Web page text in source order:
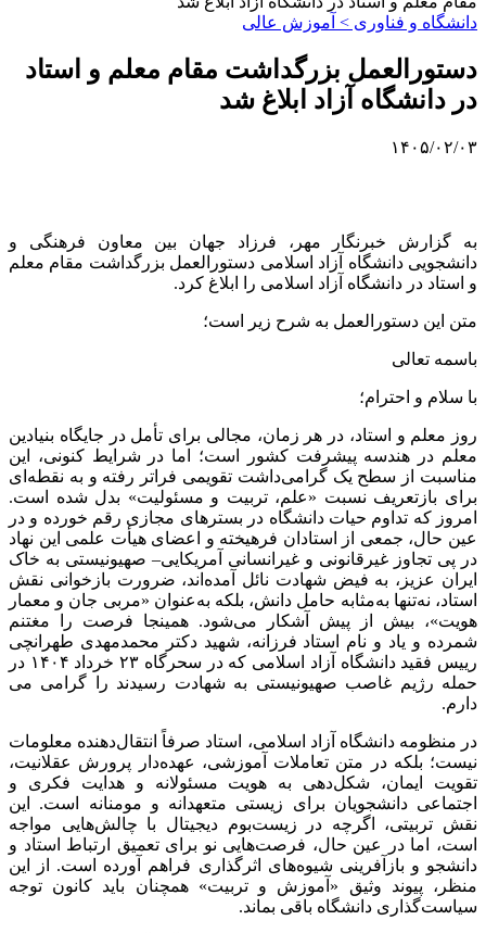
دانشگاه و فناوری > آموزش عالی
دستورالعمل بزرگداشت مقام معلم و استاد
در دانشگاه آزاد ابلاغ شد
۱۴۰۵/۰۲/۰۳
به گزارش خبرنگار مهر، فرزاد جهان بین معاون فرهنگی و
دانشجویی دانشگاه آزاد اسلامی دستورالعمل بزرگداشت مقام معلم
و استاد در دانشگاه آزاد اسلامی را ابلاغ کرد.
متن این دستورالعمل به شرح زیر است؛
باسمه تعالی
با سلام و احترام؛
روز معلم و استاد، در هر زمان، مجالی برای تأمل در جایگاه بنیادین
معلم در هندسه پیشرفت کشور است؛ اما در شرایط کنونی، این
مناسبت از سطح یک گرامی‌داشت تقویمی فراتر رفته و به نقطه‌ای
برای بازتعریف نسبت «علم، تربیت و مسئولیت» بدل شده است.
امروز که تداوم حیات دانشگاه در بسترهای مجازی رقم خورده و در
عین حال، جمعی از استادان فرهیخته و اعضای هیأت علمی این نهاد
در پی تجاوز غیرقانونی و غیرانسانی آمریکایی– صهیونیستی به خاک
ایران عزیز، به فیض شهادت نائل آمده‌اند، ضرورت بازخوانی نقش
استاد، نه‌تنها به‌مثابه حامل دانش، بلکه به‌عنوان «مربی جان و معمار
هویت»، بیش از پیش آشکار می‌شود. همینجا فرصت را مغتنم
شمرده و یاد و نام استاد فرزانه، شهید دکتر محمدمهدی طهرانچی
رییس فقید دانشگاه آزاد اسلامی که در سحرگاه ۲۳ خرداد ۱۴۰۴ در
حمله رژیم غاصب صهیونیستی به شهادت رسیدند را گرامی می
دارم.
در منظومه دانشگاه آزاد اسلامی، استاد صرفاً انتقال‌دهنده معلومات
نیست؛ بلکه در متن تعاملات آموزشی، عهده‌دار پرورش عقلانیت،
تقویت ایمان، شکل‌دهی به هویت مسئولانه و هدایت فکری و
اجتماعی دانشجویان برای زیستی متعهدانه و مومنانه است. این
نقش تربیتی، اگرچه در زیست‌بوم دیجیتال با چالش‌هایی مواجه
است، اما در عین حال، فرصت‌هایی نو برای تعمیق ارتباط استاد و
دانشجو و بازآفرینی شیوه‌های اثرگذاری فراهم آورده است. از این
منظر، پیوند وثیق «آموزش و تربیت» همچنان باید کانون توجه
سیاست‌گذاری دانشگاه باقی بماند.